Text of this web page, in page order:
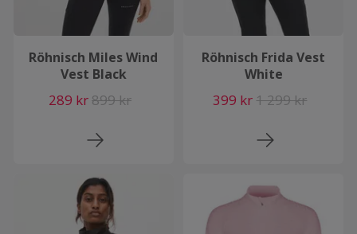
Röhnisch Miles Wind
Vest Black
289 kr899 kr
Röhnisch Frida Vest
White
399 kr 1 299 kr